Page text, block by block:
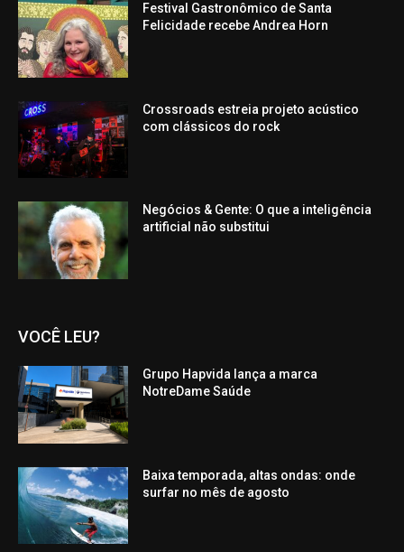
Festival Gastronômico de Santa
Felicidade recebe Andrea Horn
Crossroads estreia projeto acústico
com clássicos do rock
Negócios & Gente: O que a inteligência
artificial não substitui
VOCÊ LEU?
Grupo Hapvida lança a marca
NotreDame Saúde
Baixa temporada, altas ondas: onde
surfar no mês de agosto